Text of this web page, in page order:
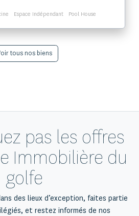
Espace Indépendant Pool House
tous nos biens
pas les offres
Immobilière du
golfe
des lieux d’exception, faites partie
et restez informés de nos